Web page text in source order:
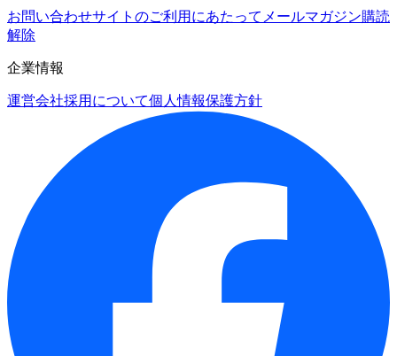
お問い合わせサイトのご利用にあたって メールマガジン購読
解除
企業情報
運営会社採用について個人情報保護方針